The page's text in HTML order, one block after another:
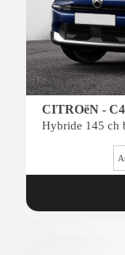
CITROëN - C4